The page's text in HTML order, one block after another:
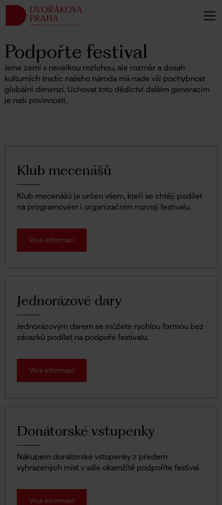
Podpořte festival
Jsme zemí s nevelkou rozlohou, ale rozměr a dosah
kulturních tradic našeho národa má nade vší pochybnost
globální dimenzi. Uchovat toto dědictví dalším generacím
je naší povinností.
Klub mecenášů
Klub mecenášů je určen všem, kteří se chtějí podílet
na programovém i organizačním rozvoji festivalu.
Více informací
Jednorázové dary
Jednorázovým darem se můžete rychlou formou bez
závazků podílet na podpoře festivalu.
Více informací
Donátorské vstupenky
Nákupem donátorské vstupenky z předem
vyhrazených míst v sále okamžitě podpoříte festival.
Více informací